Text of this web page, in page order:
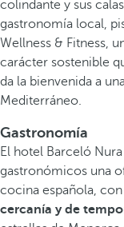
colindante y sus
gastronomía local,
Wellness & Fitness,
carácter sostenible
da la bienvenida a
Mediterráneo.
Gastronomía
El hotel Barceló
gastronómicos una
cocina española,
cercanía y de